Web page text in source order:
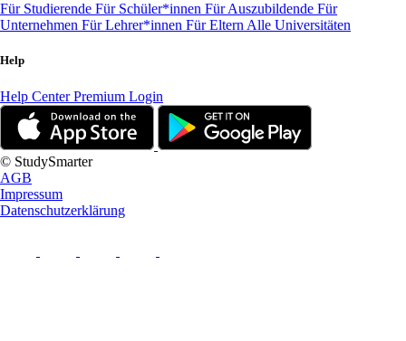
Für Studierende Für Schüler*innen Für Auszubildende Für
Unternehmen Für Lehrer*innen Für Eltern Alle Universitäten
Help
Help CenterPremium Login
© StudySmarter
AGB
Impressum
Datenschutzerklärung